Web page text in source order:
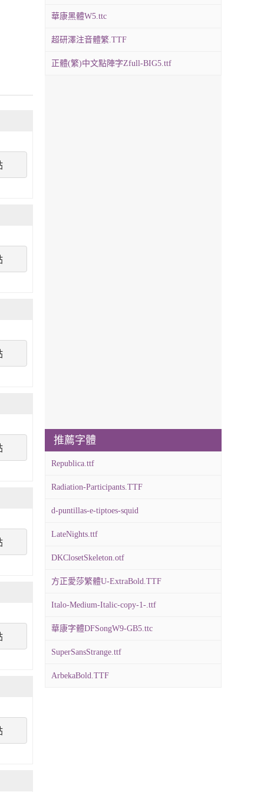
華康黑體W5.ttc
超研澤注音體繁.TTF
正體(繁)中文點陣字Zfull-BIG5.ttf
推薦字體
Republica.ttf
Radiation-Participants.TTF
d-puntillas-e-tiptoes-squid
LateNights.ttf
DKClosetSkeleton.otf
方正愛莎繁體U-ExtraBold.TTF
Italo-Medium-Italic-copy-1-.ttf
華康字體DFSongW9-GB5.ttc
SuperSansStrange.ttf
ArbekaBold.TTF